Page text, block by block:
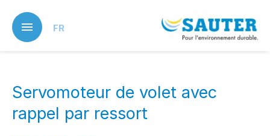
main
content
FR
Servomoteur de volet avec
rappel par ressort